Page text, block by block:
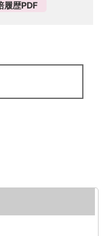
履歴PDF